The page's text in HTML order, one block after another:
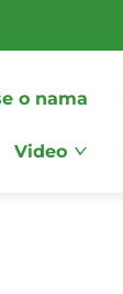
o nama
Video